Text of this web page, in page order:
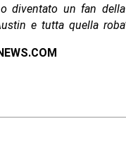
diventato un fan
e tutta quella